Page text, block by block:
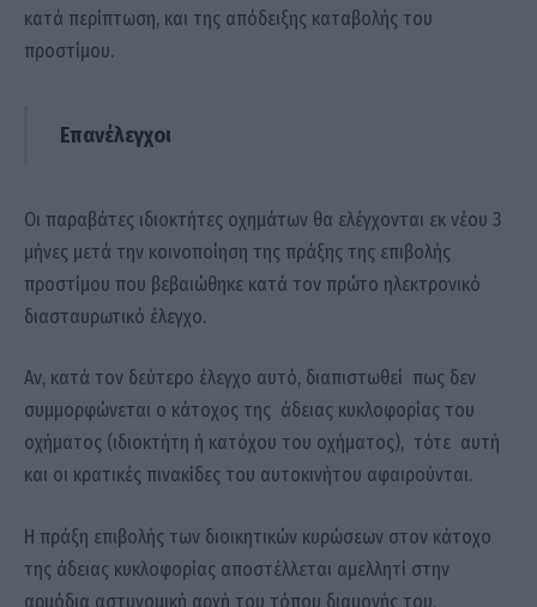
κατά περίπτωση, και της απόδειξης καταβολής του
προστίμου.
Επανέλεγχοι
Οι παραβάτες ιδιοκτήτες οχημάτων θα ελέγχονται εκ νέου 3
μήνες μετά την κοινοποίηση της πράξης της επιβολής
προστίμου που βεβαιώθηκε κατά τον πρώτο ηλεκτρονικό
διασταυρωτικό έλεγχο.
Αν, κατά τον δεύτερο έλεγχο αυτό, διαπιστωθεί πως δεν
συμμορφώνεται ο κάτοχος της άδειας κυκλοφορίας του
οχήματος (ιδιοκτήτη ή κατόχου του οχήματος), τότε αυτή
και οι κρατικές πινακίδες του αυτοκινήτου αφαιρούνται.
Η πράξη επιβολής των διοικητικών κυρώσεων στον κάτοχο
της άδειας κυκλοφορίας αποστέλλεται αμελλητί στην
αρμόδια αστυνομική αρχή του τόπου διαμονής του,